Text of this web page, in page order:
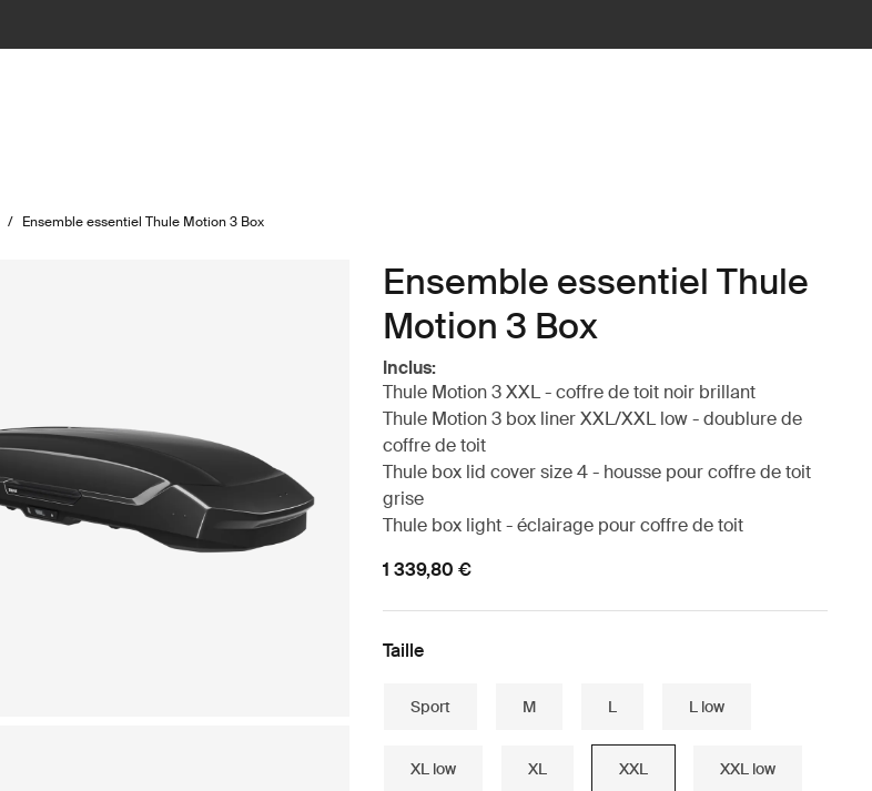
/ Ensemble essentiel Thule Motion 3 Box
Ensemble essentiel Thule
Motion 3 Box
Inclus:
Thule Motion 3 XXL - coffre de toit noir brillant
Thule Motion 3 box liner XXL/XXL low - doublure de
coffre de toit
Thule box lid cover size 4 - housse pour coffre de toit
grise
Thule box light - éclairage pour coffre de toit
1 339,80 €
Taille
Sport M L L low
XL low XL XXL XXL low